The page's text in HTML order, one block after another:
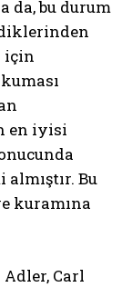
da, bu durum
için
en iyisi
Bu
kuramına
Adler, Carl